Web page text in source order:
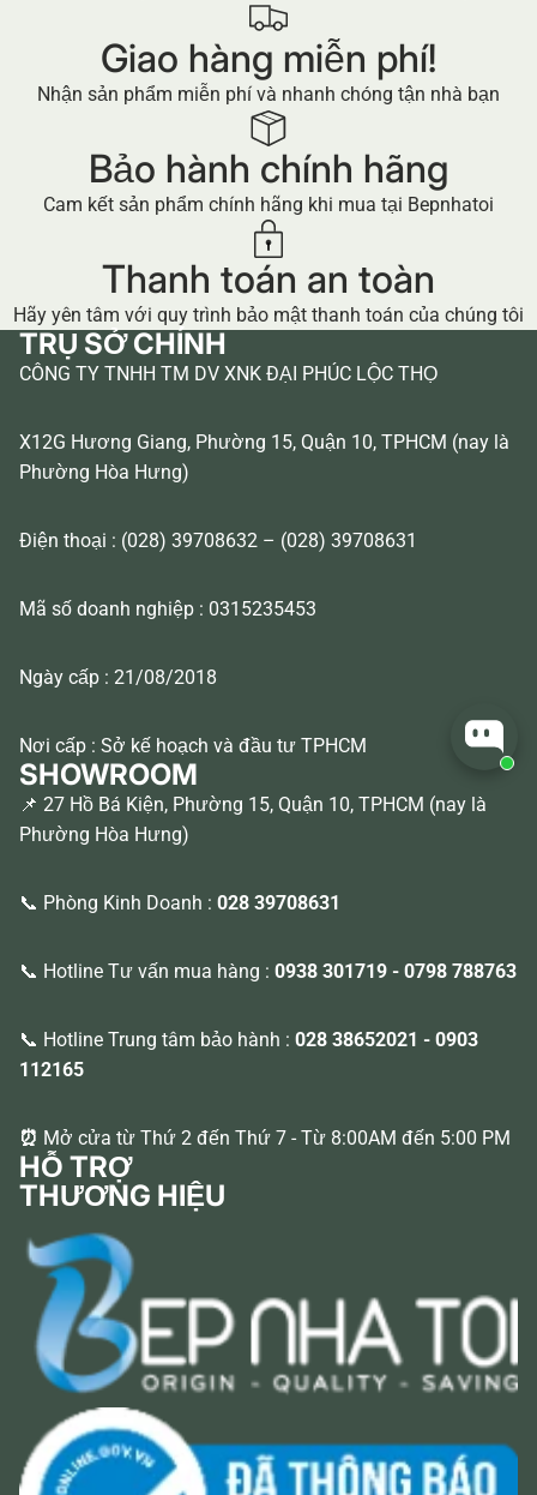
Giao hàng miễn phí!
Nhận sản phẩm miễn phí và nhanh chóng tận nhà bạn
Bảo hành chính hãng
Cam kết sản phẩm chính hãng khi mua tại Bepnhatoi
Thanh toán an toàn
Hãy yên tâm với quy trình bảo mật thanh toán của chúng tôi
TRỤ SỞ CHÍNH
CÔNG TY TNHH TM DV XNK ĐẠI PHÚC LỘC THỌ
X12G Hương Giang, Phường 15, Quận 10, TPHCM (nay là
Phường Hòa Hưng)
Điện thoại : (028) 39708632 – (028) 39708631
Mã số doanh nghiệp : 0315235453
Ngày cấp : 21/08/2018
Nơi cấp : Sở kế hoạch và đầu tư TPHCM
SHOWROOM
📌 27 Hồ Bá Kiện, Phường 15, Quận 10, TPHCM (nay là
Phường Hòa Hưng)
📞 Phòng Kinh Doanh : 028 39708631
📞 Hotline Tư vấn mua hàng : 0938 301719 - 0798 788763
📞 Hotline Trung tâm bảo hành : 028 38652021 - 0903
112165
⏰ Mở cửa từ Thứ 2 đến Thứ 7 - Từ 8:00AM đến 5:00 PM
HỖ TRỢ
THƯƠNG HIỆU